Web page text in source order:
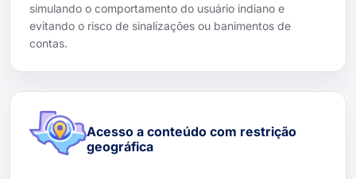
simulando o comportamento do usuário indiano e
evitando o risco de sinalizações ou banimentos de
contas.
Acesso a conteúdo com restrição
geográfica